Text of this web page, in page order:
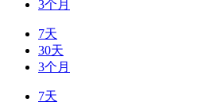
3个月
7天
30天
3个月
7天